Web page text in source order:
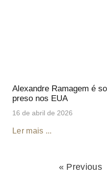
Alexandre Ramagem é
preso nos EUA
16 de abril de 2026
Ler mais ...
« Previous